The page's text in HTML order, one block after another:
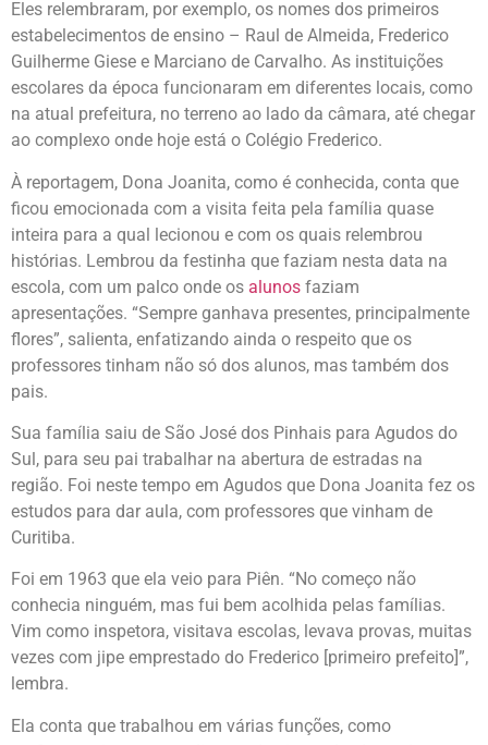
Eles relembraram, por exemplo, os nomes dos primeiros
estabelecimentos de ensino – Raul de Almeida, Frederico
Guilherme Giese e Marciano de Carvalho. As instituições
escolares da época funcionaram em diferentes locais, como
na atual prefeitura, no terreno ao lado da câmara, até chegar
ao complexo onde hoje está o Colégio Frederico.
À reportagem, Dona Joanita, como é conhecida, conta que
ficou emocionada com a visita feita pela família quase
inteira para a qual lecionou e com os quais relembrou
histórias. Lembrou da festinha que faziam nesta data na
escola, com um palco onde os alunos faziam
apresentações. “Sempre ganhava presentes, principalmente
flores”, salienta, enfatizando ainda o respeito que os
professores tinham não só dos alunos, mas também dos
pais.
Sua família saiu de São José dos Pinhais para Agudos do
Sul, para seu pai trabalhar na abertura de estradas na
região. Foi neste tempo em Agudos que Dona Joanita fez os
estudos para dar aula, com professores que vinham de
Curitiba.
Foi em 1963 que ela veio para Piên. “No começo não
conhecia ninguém, mas fui bem acolhida pelas famílias.
Vim como inspetora, visitava escolas, levava provas, muitas
vezes com jipe emprestado do Frederico [primeiro prefeito]”,
lembra.
Ela conta que trabalhou em várias funções, como